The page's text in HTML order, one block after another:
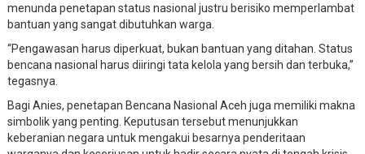
menunda penetapan status nasional justru berisiko memperlambat
bantuan yang sangat dibutuhkan warga.
“Pengawasan harus diperkuat, bukan bantuan yang ditahan. Status
bencana nasional harus diiringi tata kelola yang bersih dan terbuka,”
tegasnya.
Bagi Anies, penetapan Bencana Nasional Aceh juga memiliki makna
simbolik yang penting. Keputusan tersebut menunjukkan
keberanian negara untuk mengakui besarnya penderitaan